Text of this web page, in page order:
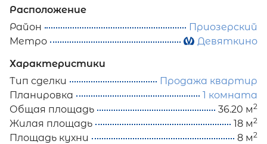
Расположение
Район
Приозерский
Метро
Девяткино
Характеристики
Тип сделки
Продажа квартир
Планировка
1 комната
Общая площадь
36.20 м2
Жилая площадь 18 м2
Площадь кухни 8 м2